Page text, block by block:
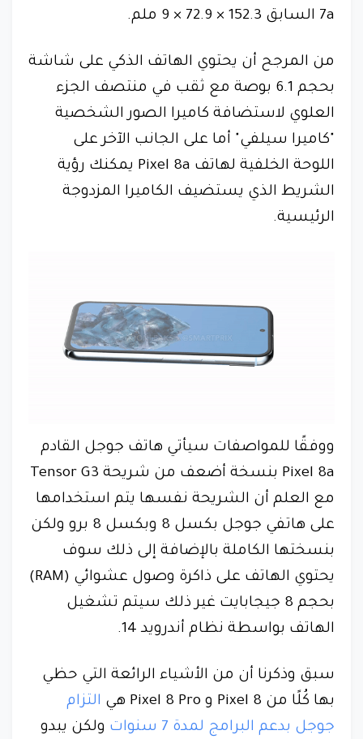
7a السابق 152.3 × 72.9 × 9 ملم.
من المرجح أن يحتوي الهاتف الذكي على شاشة
بحجم 6.1 بوصة مع ثقب في منتصف الجزء
العلوي لاستضافة كاميرا الصور الشخصية
"كاميرا سيلفي" أما على الجانب الآخر على
اللوحة الخلفية لهاتف Pixel 8a يمكنك رؤية
الشريط الذي يستضيف الكاميرا المزدوجة
الرئيسية.
ووفقًا للمواصفات سيأتي هاتف جوجل القادم
Pixel 8a بنسخة أضعف من شريحة Tensor G3
مع العلم أن الشريحة نفسها يتم استخدامها
على هاتفي جوجل بكسل 8 وبكسل 8 برو ولكن
بنسختها الكاملة بالإضافة إلى ذلك سوف
يحتوي الهاتف على ذاكرة وصول عشوائي (RAM)
بحجم 8 جيجابايت غير ذلك سيتم تشغيل
الهاتف بواسطة نظام أندرويد 14.
سبق وذكرنا أن من الأشياء الرائعة التي حظي
بها كُلًا من Pixel 8 و Pixel 8 Pro هي
التزام
جوجل بدعم البرامج لمدة 7 سنوات
ولكن يبدو